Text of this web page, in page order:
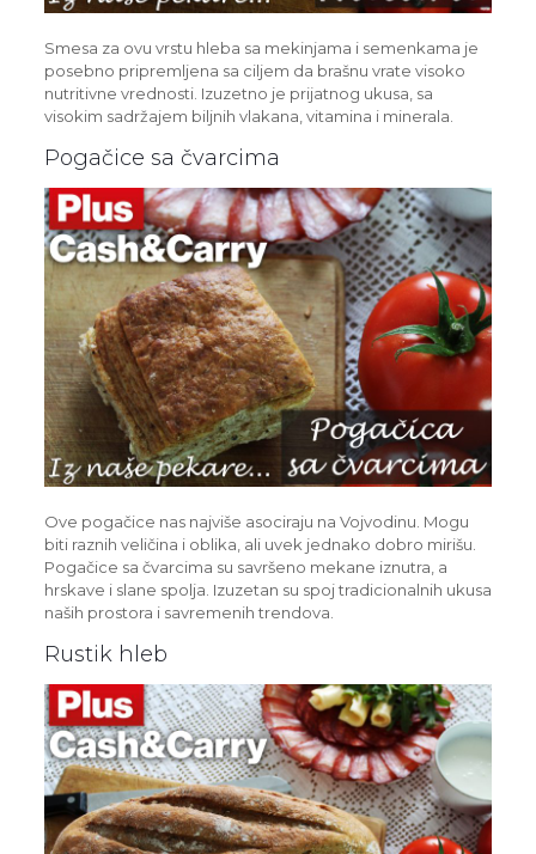
Smesa za ovu vrstu hleba sa mekinjama i semenkama je
posebno pripremljena sa ciljem da brašnu vrate visoko
nutritivne vrednosti. Izuzetno je prijatnog ukusa, sa
visokim sadržajem biljnih vlakana, vitamina i minerala.
Pogačice sa čvarcima
Ove pogačice nas najviše asociraju na Vojvodinu. Mogu
biti raznih veličina i oblika, ali uvek jednako dobro mirišu.
Pogačice sa čvarcima su savršeno mekane iznutra, a
hrskave i slane spolja. Izuzetan su spoj tradicionalnih ukusa
naših prostora i savremenih trendova.
Rustik hleb